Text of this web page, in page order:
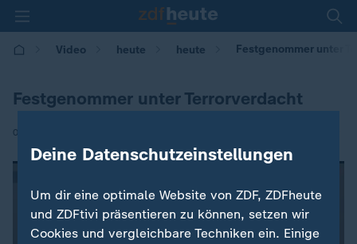
Video heute heute Festgenommer unter
Festgenommer unter Terrorverdacht
08.04.2017 | 08:54
Deine Datenschutzeinstellungen
Um dir eine optimale Website von ZDF, ZDFheute
und ZDFtivi präsentieren zu können, setzen wir
Cookies und vergleichbare Techniken ein. Einige